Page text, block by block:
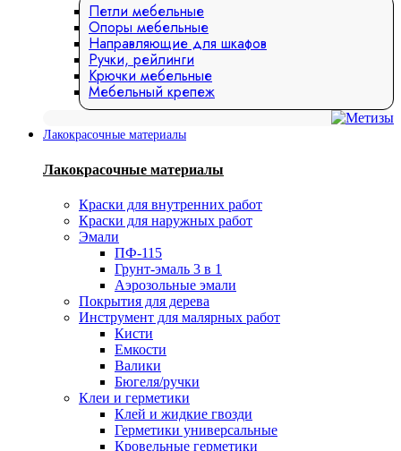
Петли мебельные
Опоры мебельные
Направляющие для шкафов
Ручки, рейлинги
Крючки мебельные
Мебельный крепеж
Лакокрасочные материалы
Лакокрасочные материалы
Краски для внутренних работ
Краски для наружных работ
Эмали
ПФ-115
Грунт-эмаль 3 в 1
Аэрозольные эмали
Покрытия для дерева
Инструмент для малярных работ
Кисти
Емкости
Валики
Бюгеля/ручки
Клеи и герметики
Клей и жидкие гвозди
Герметики универсальные
Кровельные герметики